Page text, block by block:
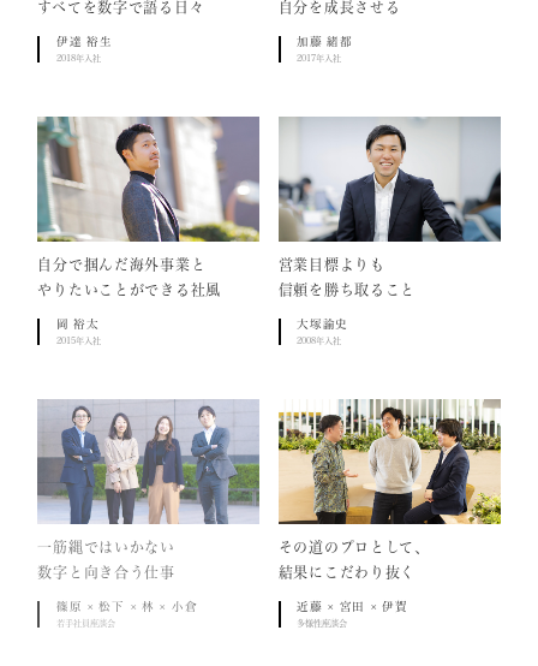
すべてを数字で語る日々
伊達 裕生
2018年入社
自分を成長させる
加藤 緒都
2017年入社
自分で掴んだ海外事業と
やりたいことができる社風
岡 裕太
2015年入社
営業目標よりも
信頼を勝ち取ること
大塚諭史
2008年入社
一筋縄ではいかない
数字と向き合う仕事
篠原 × 松下 × 林 × 小倉
若手社員座談会
その道のプロとして、
結果にこだわり抜く
近藤 × 宮田 × 伊賀
多様性座談会